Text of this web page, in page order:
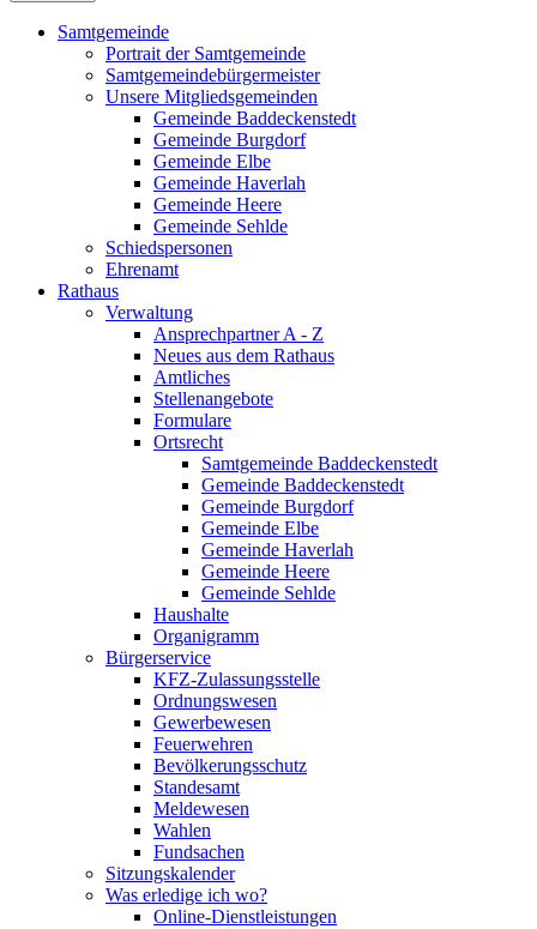
Samtgemeinde
Portrait der Samtgemeinde
Samtgemeindebürgermeister
Unsere Mitgliedsgemeinden
Gemeinde Baddeckenstedt
Gemeinde Burgdorf
Gemeinde Elbe
Gemeinde Haverlah
Gemeinde Heere
Gemeinde Sehlde
Schiedspersonen
Ehrenamt
Rathaus
Verwaltung
Ansprechpartner A - Z
Neues aus dem Rathaus
Amtliches
Stellenangebote
Formulare
Ortsrecht
Samtgemeinde Baddeckenstedt
Gemeinde Baddeckenstedt
Gemeinde Burgdorf
Gemeinde Elbe
Gemeinde Haverlah
Gemeinde Heere
Gemeinde Sehlde
Haushalte
Organigramm
Bürgerservice
KFZ-Zulassungsstelle
Ordnungswesen
Gewerbewesen
Feuerwehren
Bevölkerungsschutz
Standesamt
Meldewesen
Wahlen
Fundsachen
Sitzungskalender
Was erledige ich wo?
Online-Dienstleistungen